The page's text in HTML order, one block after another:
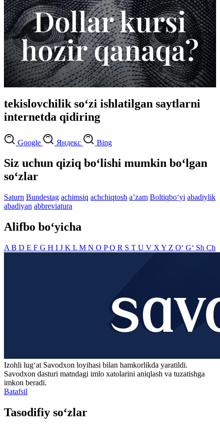
tekislovchilik so‘zi ishlatilgan saytlarni
internetda qidiring
Google Яндекс Bing
Siz uchun qiziq bo‘lishi mumkin bo‘lgan
so‘zlar
Saturn Bundestag achimsiq achchiqtosh aʼzam Boltiqbo‘yi abadiylik
abadiyan abbreviatura
Alifbo bo‘yicha
A B D E F G H I J K L M N O PQ R S T U V X Y Z O‘ G‘ Sh Ch
Izohli lugʻat Savodxon loyihasi bilan hamkorlikda yaratildi.
Savodxon dasturi matndagi imlo xatolarini aniqlash va tuzatishga
imkon beradi.
Batafsil
Tasodifiy so‘zlar